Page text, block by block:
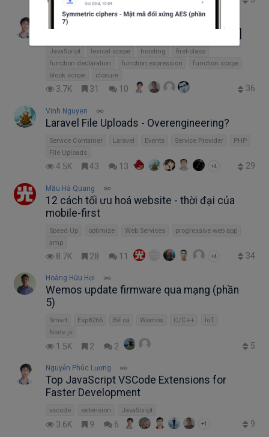
Nguyễn Phúc Lương
Javascript - Hỏi đáp về javascript [Phần 2]
JavaScript lexical scope hoisting
first-class
function declaration
function expression
function scope
block scope
closure
3.7K 31 10 36
Vinh Nguyen
Laravel File Uploads - Overengineering?
Service Container Laravel Events Service Provider
PHP
File Uploads
4.5K 43 13 +4 29
Mầu Hà Quang
12 cách tối ưu hoá website - thời đại của
mobile-first
Speed Up optimize Web Services
progressive web app
amp
8.7K 28 11 +4 34
Hoàng Hữu Hợi
Wemos update firmware qua mạng (phần
5)
Smart Esp8266 Bể cá Wemos C/C++
IoT
Node.js
1.5K 2 2 5
Nguyễn Phúc Lương
Top JavaScript VSCode Extensions for
Faster Development
vscode extension JavaScript
3.6K 9 6 +1 9